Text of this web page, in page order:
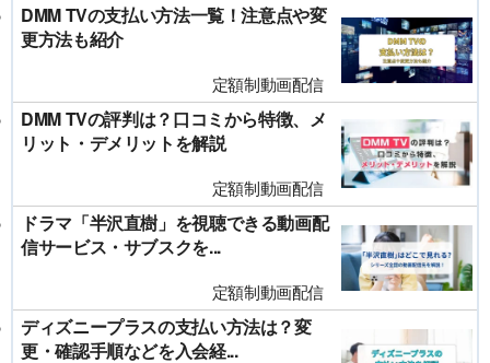
DMM TVの支払い方法一覧！注意点や変
更方法も紹介
定額制動画配信
DMM TVの評判は？口コミから特徴、メ
リット・デメリットを解説
定額制動画配信
ドラマ「半沢直樹」を視聴できる動画配
信サービス・サブスクを...
定額制動画配信
ディズニープラスの支払い方法は？変
更・確認手順などを入会経...